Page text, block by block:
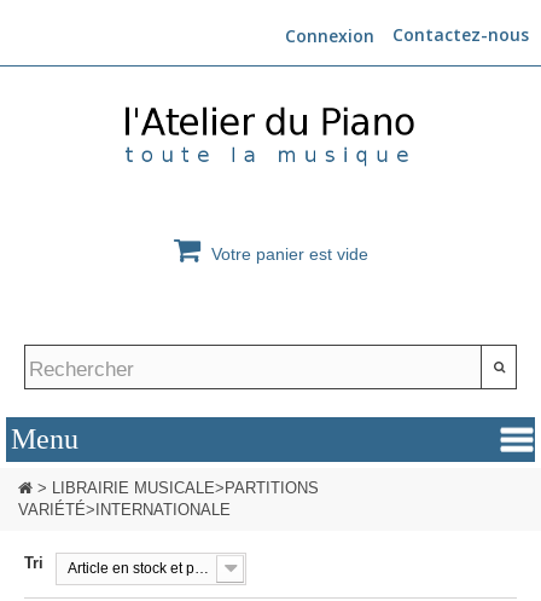
Contactez-nous
Connexion
Votre panier est vide
> LIBRAIRIE MUSICALE> PARTITIONS
VARIÉTÉ> INTERNATIONALE
Tri